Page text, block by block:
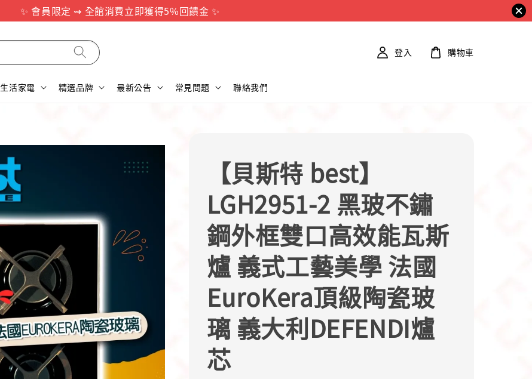
✨ 會員限定 ⇝ 全館消費立即獲得5%回饋金 ✨
生活家電 精選品牌 最新公告 常見問題 聯絡我們
登入 購物車
【貝斯特 best】
LGH2951-2 黑玻不鏽
鋼外框雙口高效能瓦斯
爐 義式工藝美學 法國
EuroKera頂級陶瓷玻
璃 義大利DEFENDI爐
芯